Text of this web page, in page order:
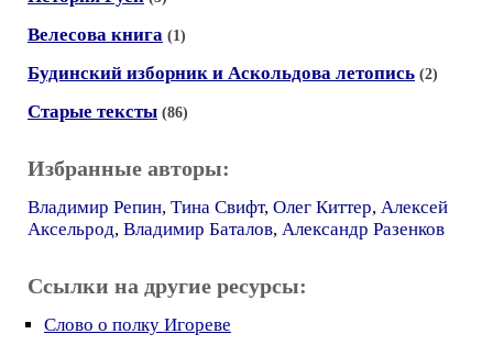
Велесова книга (1)
Будинский изборник и Аскольдова летопись (2)
Старые тексты (86)
Избранные авторы:
Владимир Репин, Тина Свифт, Олег Киттер, Алексей
Аксельрод, Владимир Баталов, Александр Разенков
Ссылки на другие ресурсы:
Слово о полку Игореве